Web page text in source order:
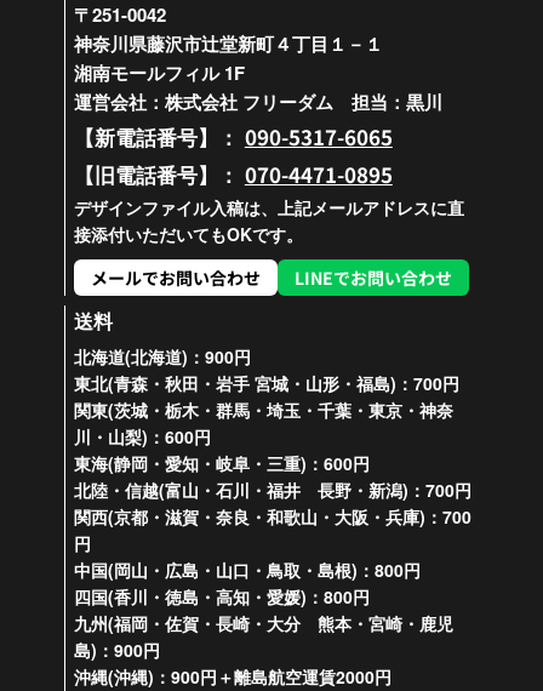
〒251-0042
神奈川県藤沢市辻堂新町４丁目１－１
湘南モールフィル 1F
運営会社：株式会社 フリーダム 担当：黒川
【新電話番号】： 090-5317-6065
【旧電話番号】： 070-4471-0895
デザインファイル入稿は、上記メールアドレスに直
接添付いただいてもOKです。
メールでお問い合わせ
LINEでお問い合わせ
送料
北海道(北海道)：900円
東北(青森・秋田・岩手 宮城・山形・福島)：700円
関東(茨城・栃木・群馬・埼玉・千葉・東京・神奈
川・山梨)：600円
東海(静岡・愛知・岐阜・三重)：600円
北陸・信越(富山・石川・福井 長野・新潟)：700円
関西(京都・滋賀・奈良・和歌山・大阪・兵庫)：700
円
中国(岡山・広島・山口・鳥取・島根)：800円
四国(香川・徳島・高知・愛媛)：800円
九州(福岡・佐賀・長崎・大分 熊本・宮崎・鹿児
島)：900円
沖縄(沖縄)：900円＋離島航空運賃2000円